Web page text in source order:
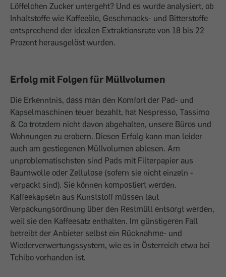
Löffelchen Zucker untergeht? Und es wurde analysiert, ob
Inhaltstoffe wie Kaffeeöle, Geschmacks- und Bitterstoffe
entsprechend der idealen Extraktionsrate von 18 bis 22
Prozent herausgelöst wurden.
Erfolg mit Folgen für Müllvolumen
Die Erkenntnis, dass man den Komfort der Pad- und
Kapselmaschinen teuer bezahlt, hat Nespresso, Tassimo
& Co trotzdem nicht davon abgehalten, unsere Büros und
Wohnungen zu erobern. Diesen Erfolg kann man leider
auch am gestiegenen Müllvolumen ablesen. Am
unproblematischsten sind Pads mit Filterpapier aus
Baumwolle oder Zellulose (sofern sie nicht einzeln ­
verpackt sind). Sie können kompostiert werden.
Kaffeekapseln aus Kunststoff müssen laut
Verpackungsordnung über den Restmüll entsorgt werden,
weil sie den Kaffeesatz enthalten. Im günstigeren Fall
betreibt der Anbieter selbst ein Rücknahme- und
Wiederverwertungssystem, wie es in Öster­reich etwa bei
Tchibo vorhanden ist.